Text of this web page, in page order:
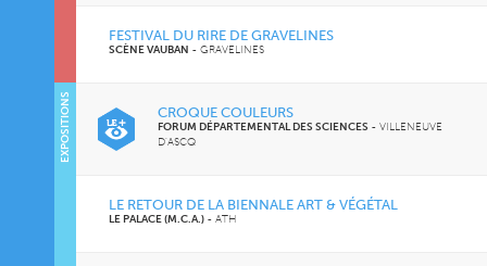
FESTIVAL DU RIRE DE GRAVELINES
SCÈNE VAUBAN - GRAVELINES
CROQUE COULEURS
FORUM DÉPARTEMENTAL DES SCIENCES - VILLENEUVE
D'ASCQ
LE RETOUR DE LA BIENNALE ART & VÉGÉTAL
LE PALACE (M.C.A.) - ATH
EXPOSITIONS